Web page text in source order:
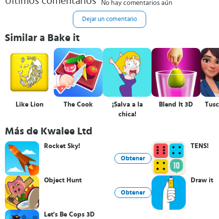
No hay comentarios aún
Dejar un comentario
Similar a Bake it
Like Lion The Cook
¡Salva a la
chica!
Blend It 3D
Más de Kwalee Ltd
Rocket Sky!
Obtener
Object Hunt
Obtener
Let's Be Cops 3D
TENS!
Draw it